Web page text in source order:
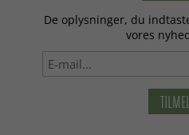
De oplysninger, du
vores